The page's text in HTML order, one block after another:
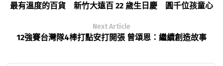
最有溫度的百貨 新竹大遠百 22 歲生日慶 圓千位孩童心
Next Article
12強賽台灣隊4棒打點安打開張 曾頌恩：繼續創造故事